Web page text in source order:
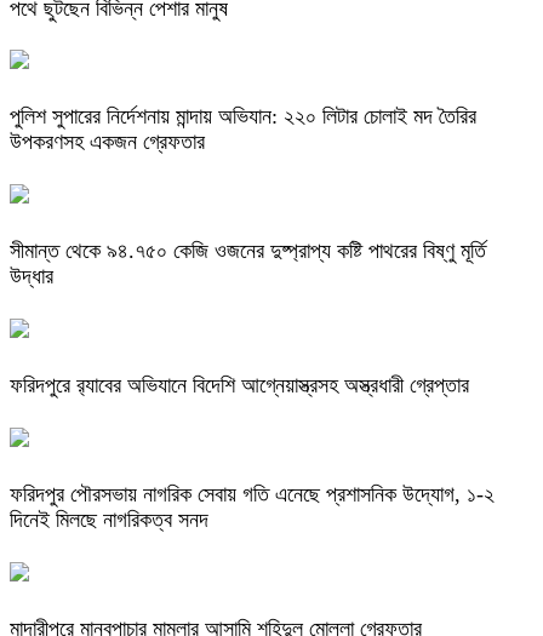
পথে ছুটছেন বিভিন্ন পেশার মানুষ
পুলিশ সুপারের নির্দেশনায় মান্দায় অভিযান: ২২০ লিটার চোলাই মদ তৈরির
উপকরণসহ একজন গ্রেফতার
সীমান্ত থেকে ৯৪.৭৫০ কেজি ওজনের দুষ্প্রাপ্য কষ্টি পাথরের বিষ্ণু মূর্তি
উদ্ধার
ফরিদপুরে র‌্যাবের অভিযানে বিদেশি আগ্নেয়াস্ত্রসহ অস্ত্রধারী গ্রেপ্তার
ফরিদপুর পৌরসভায় নাগরিক সেবায় গতি এনেছে প্রশাসনিক উদ্যোগ, ১-২
দিনেই মিলছে নাগরিকত্ব সনদ
মাদারীপুরে মানবপাচার মামলার আসামি শহিদুল মোল্লা গ্রেফতার